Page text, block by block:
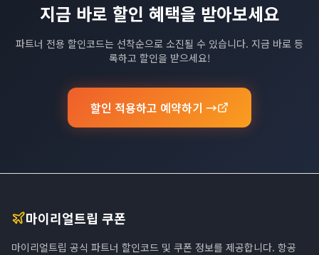
지금 바로 할인 혜택을 받아보세요
파트너 전용 할인코드는 선착순으로 소진될 수 있습니다. 지금 바로 등
록하고 할인을 받으세요!
할인 적용하고 예약하기 →
마이리얼트립 쿠폰
마이리얼트립 공식 파트너 할인코드 및 쿠폰 정보를 제공합니다. 항공